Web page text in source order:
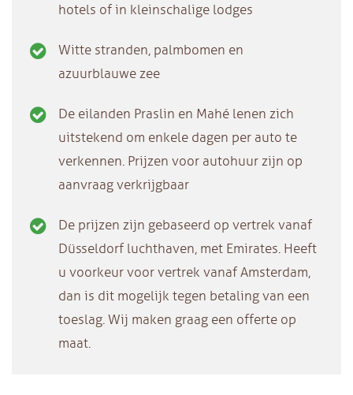
hotels of in kleinschalige lodges
Witte stranden, palmbomen en
azuurblauwe zee
De eilanden Praslin en Mahé lenen zich
uitstekend om enkele dagen per auto te
verkennen. Prijzen voor autohuur zijn op
aanvraag verkrijgbaar
De prijzen zijn gebaseerd op vertrek vanaf
Düsseldorf luchthaven, met Emirates. Heeft
u voorkeur voor vertrek vanaf Amsterdam,
dan is dit mogelijk tegen betaling van een
toeslag. Wij maken graag een offerte op
maat.